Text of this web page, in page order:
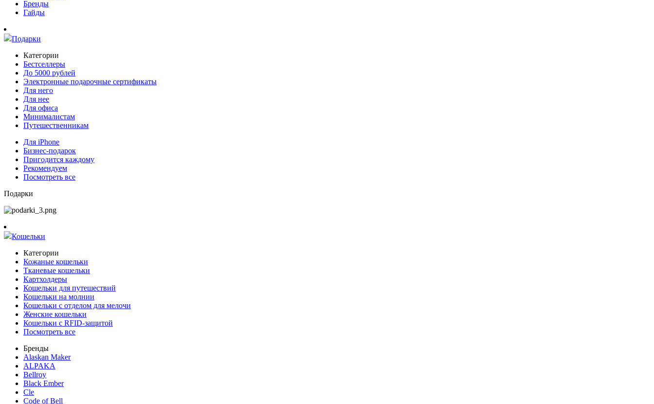
Бренды
Гайды
Подарки
Категории
Бестселлеры
До 5000 рублей
Электронные подарочные сертификаты
Для него
Для нее
Для офиса
Минималистам
Путешественникам
Для iPhone
Бизнес-подарок
Пригодится каждому
Рекомендуем
Посмотреть все
Подарки
Кошельки
Категории
Кожаные кошельки
Тканевые кошельки
Картхолдеры
Кошельки для путешествий
Кошельки на молнии
Кошельки с отделом для мелочи
Женские кошельки
Кошельки с RFID-защитой
Посмотреть все
Бренды
Alaskan Maker
ALPAKA
Bellroy
Black Ember
Cle
Code of Bell